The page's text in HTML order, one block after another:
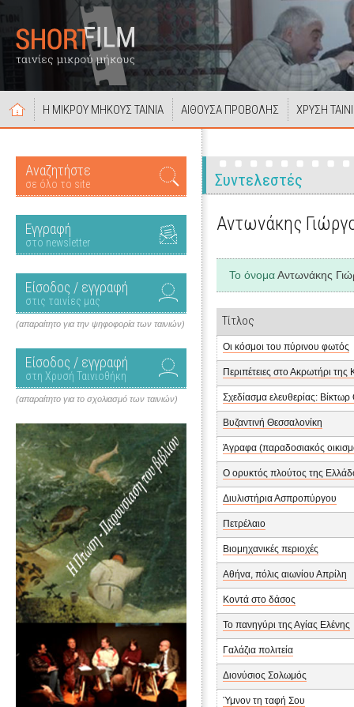
Η ΜΙΚΡΟΥ ΜΗΚΟΥΣ ΤΑΙΝΙΑ ΑΙΘΟΥΣΑ ΠΡΟΒΟΛΗΣ ΧΡΥΣΗ
Αναζητήστε
σε όλο το site
Εγγραφή
στο newsletter
Είσοδος / εγγραφή
στις ταινίες μας
(απαραίτητο για την ψηφοφορία των ταινιών)
Είσοδος / εγγραφή
στη Χρυσή Ταινιοθήκη
(απαραίτητο για το σχολιασμό των ταινιών)
Συντελεστές
Αντωνάκης
Το όνομαΑντωνάκης
Τίτλος
Οι κόσμοι του πύρινου φωτός
Περιπέτειες στο Ακρωτήρι
Σχεδίασμα ελευθερίας:
Βυζαντινή Θεσσαλονίκη
Άγραφα (παραδοσιακός
Ο ορυκτός πλούτος της
Διυλιστήρια Ασπροπύργου
Πετρέλαιο
Βιομηχανικές περιοχές
Αθήνα, πόλις αιωνίου Απρίλη
Κοντά στο δάσος
Το πανηγύρι της Αγίας Ελένης
Γαλάζια πολιτεία
Διονύσιος Σολωμός
Ύμνον τη ταφή Σου